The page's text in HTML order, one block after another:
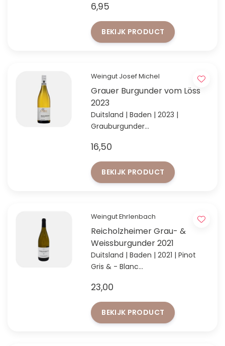
12 flessen!
6,95
BEKIJK PRODUCT
Weingut Josef Michel
Grauer Burgunder vom Löss
2023
Duitsland | Baden | 2023 |
Grauburgunder
rijp fruit, mineraliteit en verfijnde
balans.
16,50
BEKIJK PRODUCT
Weingut Ehrlenbach
Reicholzheimer Grau- &
Weissburgunder 2021
Duitsland | Baden | 2021 | Pinot
Gris & - Blanc
volgens VINUM 2024
23,00
BEKIJK PRODUCT